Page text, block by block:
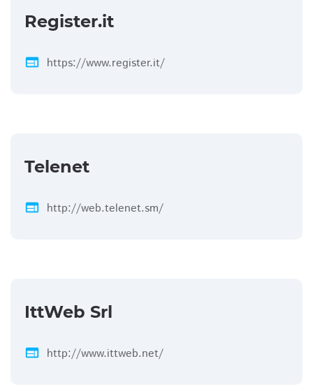
Register.it
web https://www.register.it/
Telenet
web http://web.telenet.sm/
IttWeb Srl
web http://www.ittweb.net/